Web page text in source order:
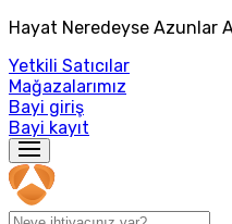
Hayat Neredeyse Azunlar
Yetkili Satıcılar
Mağazalarımız
Bayi giriş
Bayi kayıt